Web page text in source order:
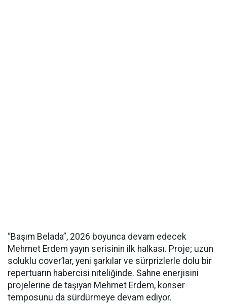
“Başım Belada”, 2026 boyunca devam edecek
Mehmet Erdem yayın serisinin ilk halkası. Proje; uzun
soluklu cover’lar, yeni şarkılar ve sürprizlerle dolu bir
repertuarın habercisi niteliğinde. Sahne enerjisini
projelerine de taşıyan Mehmet Erdem, konser
temposunu da sürdürmeye devam ediyor.